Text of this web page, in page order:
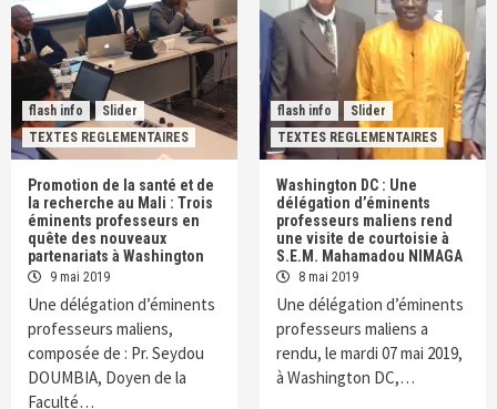
flash info
Slider
TEXTES REGLEMENTAIRES
Promotion de la santé et de
la recherche au Mali : Trois
éminents professeurs en
quête des nouveaux
partenariats à Washington
9 mai 2019
Une délégation d’éminents
professeurs maliens,
composée de : Pr. Seydou
DOUMBIA, Doyen de la
Faculté…
flash info
Slider
TEXTES REGLEMENTAIRES
Washington DC : Une
délégation d’éminents
professeurs maliens rend
une visite de courtoisie à
S.E.M. Mahamadou NIMAGA
8 mai 2019
Une délégation d’éminents
professeurs maliens a
rendu, le mardi 07 mai 2019,
à Washington DC,…